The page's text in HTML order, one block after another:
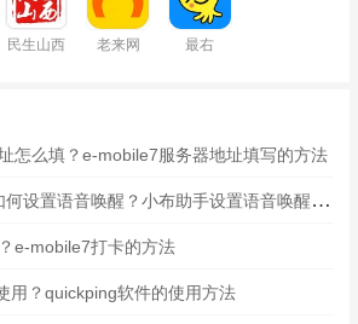
民生山西 老来网 最右
怎么填？e-mobile7服务器地址填写的方法
小布智能语音助手如何设置语音唤醒？小布助手设置语音唤醒的方法
e-mobile7打卡的方法
用？quickping软件的使用方法